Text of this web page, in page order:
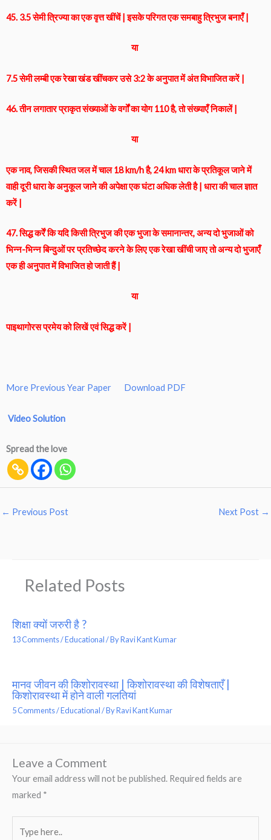
45. 3.5 सेमी त्रिज्या का एक वृत्त खींचें | इसके परिगत एक समबाहु त्रिभुज बनाएँ |
या
7.5 सेमी लम्बी एक रेखा खंड खींचकर उसे 3:2 के अनुपात में अंत विभाजित करें |
46. तीन लगातार प्राकृत संख्याओं के वर्गों का योग 110 है, तो संख्याएँ निकालें |
या
एक नाव, जिसकी स्थित जल में चाल 18 km/h है, 24 km धारा के प्रतिकूल जाने में
वाही दूरी धारा के अनुकूल जाने की अपेक्षा एक घंटा अधिक लेती है | धारा की चाल ज्ञात
करें |
47. सिद्ध कर्रें कि यदि किसी त्रिभुज की एक भुजा के समानान्तर, अन्य दो भुजाओं को
भिन्न-भिन्न बिन्दुओं पर प्रतिच्छेद करने के लिए एक रेखा खींची जाए तो अन्य दो भुजाएँ
एक ही अनुपात में विभाजित हो जाती हैं |
या
पाइथागोरस प्रमेय को लिखें एवं सिद्ध करें |
More Previous Year Paper Download PDF
Video Solution
Spread the love
← Previous Post Next Post →
Related Posts
शिक्षा क्यों जरुरी है ?
13 Comments/Educational/ ByRavi Kant Kumar
मानव जीवन की किशोरावस्था | किशोरावस्था की विशेषताएँ |
किशोरावस्था में होने वाली गलतियां
5 Comments/Educational/ ByRavi Kant Kumar
Leave a Comment
Your email address will not be published. Required fields are
marked *